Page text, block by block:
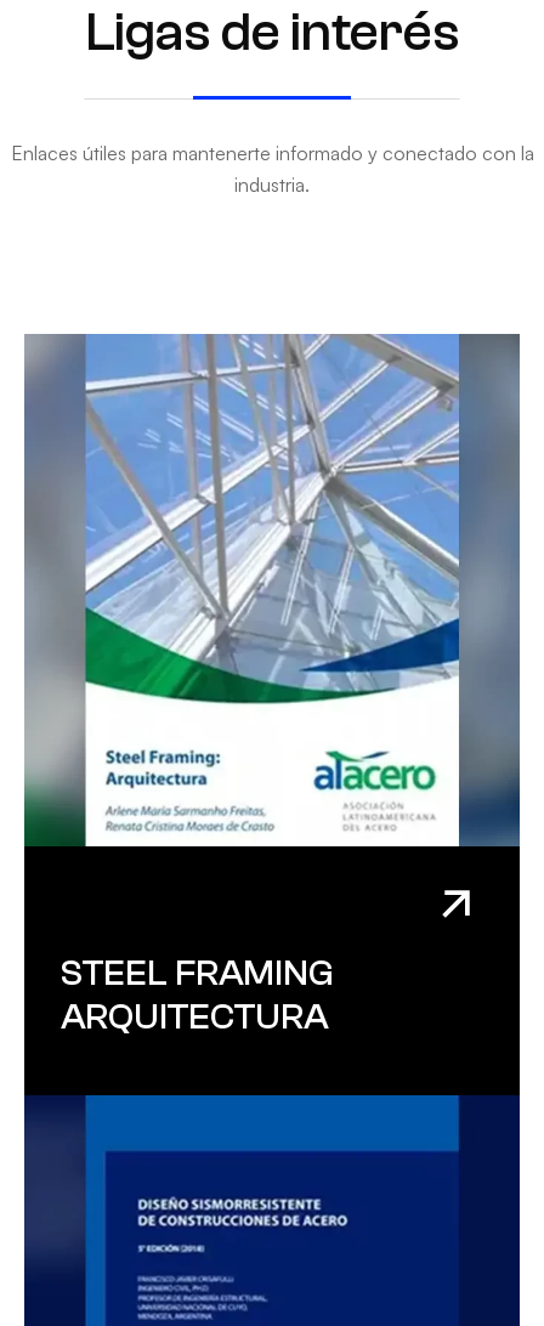
Ligas de interés
Enlaces útiles para mantenerte informado y conectado con la
industria.
STEEL FRAMING
ARQUITECTURA